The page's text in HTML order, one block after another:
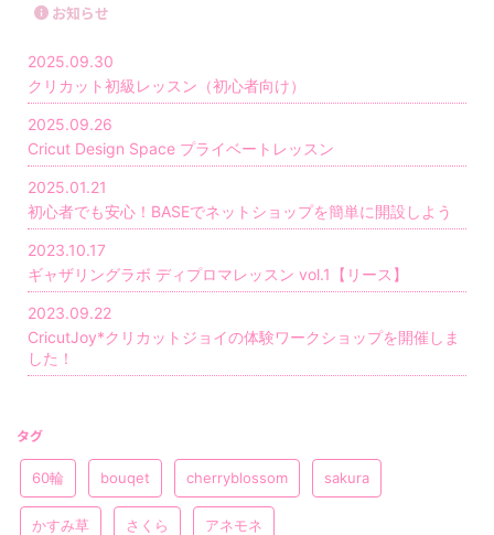
お知らせ
2025.09.30
クリカット初級レッスン（初心者向け）
2025.09.26
Cricut Design Space プライベートレッスン
2025.01.21
初心者でも安心！BASEでネットショップを簡単に開設しよう
2023.10.17
ギャザリングラボ ディプロマレッスン vol.1【リース】
2023.09.22
CricutJoy*クリカットジョイの体験ワークショップを開催しま
した！
タグ
60輪 bouqet cherryblossom sakura
かすみ草 さくら アネモネ